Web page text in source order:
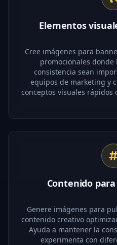
Elementos
Cree imágenes para
promocionales
consistencia sean
equipos de marketing y
conceptos visuales rápidos
Contenido
Genere imágenes para
contenido creativo
Ayuda a mantener la
experimenta con